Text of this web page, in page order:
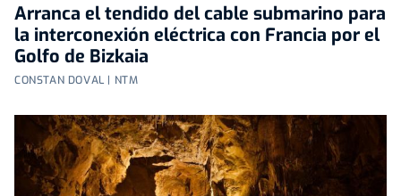
Arranca el tendido del cable submarino para
la interconexión eléctrica con Francia por el
Golfo de Bizkaia
CONSTAN DOVAL | NTM